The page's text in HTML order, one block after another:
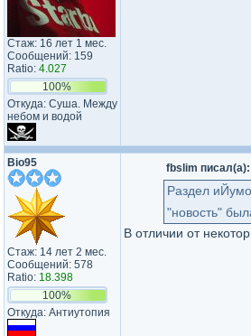
Стаж: 16 лет 1 мес.
Сообщений: 159
Ratio: 4.027
100%
Откуда: Суша. Между
небом и водой
Bio95
Стаж: 14 лет 2 мес.
Сообщений: 578
Ratio: 18.398
100%
Откуда: Антиутопия
fbslim писал(а):
Раздел
"новость"
В отличии от